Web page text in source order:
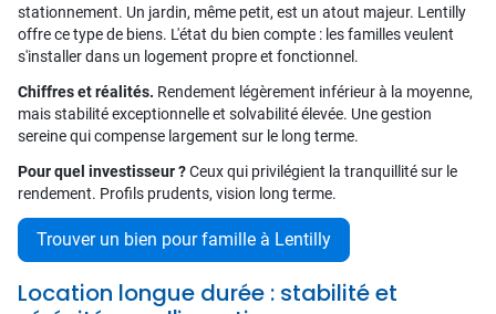
stationnement. Un jardin, même petit, est un atout majeur. Lentilly
offre ce type de biens. L'état du bien compte : les familles veulent
s'installer dans un logement propre et fonctionnel.
Chiffres et réalités. Rendement légèrement inférieur à la moyenne,
mais stabilité exceptionnelle et solvabilité élevée. Une gestion
sereine qui compense largement sur le long terme.
Pour quel investisseur ?Ceux qui privilégient la tranquillité sur le
rendement. Profils prudents, vision long terme.
Trouver un bien pour famille à Lentilly
Location longue durée : stabilité et